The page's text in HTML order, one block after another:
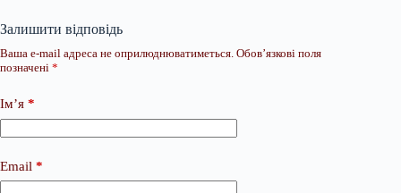
Залишити відповідь
Ваша e-mail адреса не оприлюднюватиметься. Обов’язкові поля
позначені *
Ім’я *
Email *